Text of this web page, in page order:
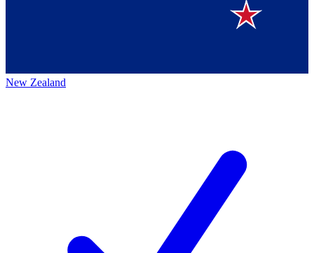
New Zealand